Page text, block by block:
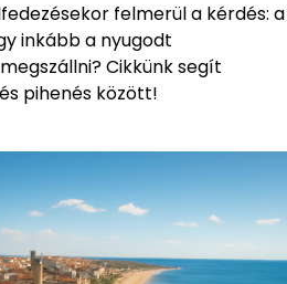
felmerül a kérdés: a
inkább a nyugodt
Cikkünk segít
pihenés között!